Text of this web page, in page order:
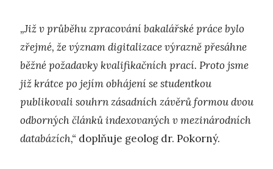
„Již v průběhu zpracování bakalářské práce bylo
zřejmé, že význam digitalizace výrazně přesáhne
běžné požadavky kvalifikačních prací. Proto jsme
již krátce po jejím obhájení se studentkou
publikovali souhrn zásadních závěrů formou dvou
odborných článků indexovaných v mezinárodních
databázích,“ doplňuje geolog dr. Pokorný.